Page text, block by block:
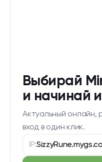
Выбирай
и начинай
Актуальный онлайн,
вход в один клик.
IP:SizzyRune.mygs.co